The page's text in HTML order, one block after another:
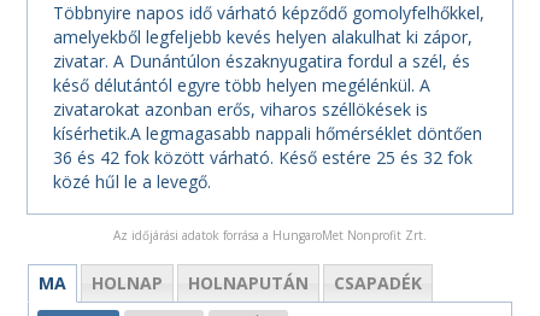
Többnyire napos idő várható képződő gomolyfelhőkkel,
amelyekből legfeljebb kevés helyen alakulhat ki zápor,
zivatar. A Dunántúlon északnyugatira fordul a szél, és
késő délutántól egyre több helyen megélénkül. A
zivatarokat azonban erős, viharos széllökések is
kísérhetik.A legmagasabb nappali hőmérséklet döntően
36 és 42 fok között várható. Késő estére 25 és 32 fok
közé hűl le a levegő.
Az időjárási adatok forrása a HungaroMet Nonprofit Zrt.
MA HOLNAP HOLNAPUTÁN CSAPADÉK